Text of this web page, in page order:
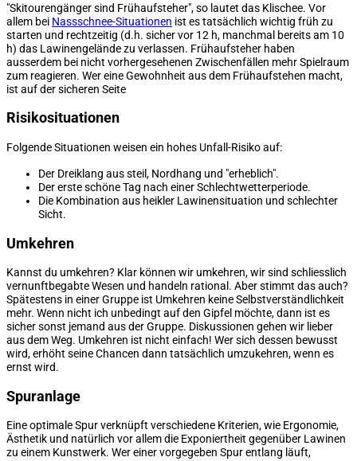
"Skitourengänger sind Frühaufsteher", so lautet das Klischee. Vor
allem bei Nassschnee-Situationen ist es tatsächlich wichtig früh zu
starten und rechtzeitig (d.h. sicher vor 12 h, manchmal bereits am 10
h) das Lawinengelände zu verlassen. Frühaufsteher haben
ausserdem bei nicht vorhergesehenen Zwischenfällen mehr Spielraum
zum reagieren. Wer eine Gewohnheit aus dem Frühaufstehen macht,
ist auf der sicheren Seite
Risikosituationen
Folgende Situationen weisen ein hohes Unfall-Risiko auf:
Der Dreiklang aus steil, Nordhang und "erheblich".
Der erste schöne Tag nach einer Schlechtwetterperiode.
Die Kombination aus heikler Lawinensituation und schlechter
Sicht.
Umkehren
Kannst du umkehren? Klar können wir umkehren, wir sind schliesslich
vernunftbegabte Wesen und handeln rational. Aber stimmt das auch?
Spätestens in einer Gruppe ist Umkehren keine Selbstverständlichkeit
mehr. Wenn nicht ich unbedingt auf den Gipfel möchte, dann ist es
sicher sonst jemand aus der Gruppe. Diskussionen gehen wir lieber
aus dem Weg. Umkehren ist nicht einfach! Wer sich dessen bewusst
wird, erhöht seine Chancen dann tatsächlich umzukehren, wenn es
ernst wird.
Spuranlage
Eine optimale Spur verknüpft verschiedene Kriterien, wie Ergonomie,
Ästhetik und natürlich vor allem die Exponiertheit gegenüber Lawinen
zu einem Kunstwerk. Wer einer vorgegeben Spur entlang läuft,